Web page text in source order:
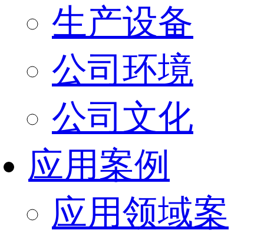
生产设备
公司环境
公司文化
应用案例
应用领域案